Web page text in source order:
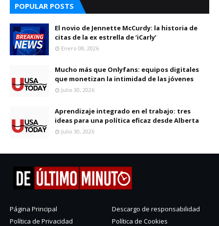
POPULAR POSTS
El novio de Jennette McCurdy: la historia de
citas de la ex estrella de ‘iCarly’
Enero 08, 2026
Mucho más que Onlyfans: equipos digitales
que monetizan la intimidad de las jóvenes
Julio 30, 2026
Aprendizaje integrado en el trabajo: tres
ideas para una política eficaz desde Alberta
Julio 30, 2026
Página Principal
Descargo de responsabilidad
Política de Privacidad
Política de Cookies